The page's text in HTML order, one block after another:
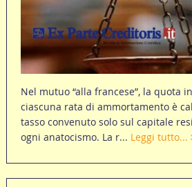
Nel mutuo “alla francese”, la quota
ciascuna rata di ammortamento è
tasso convenuto solo sul capitale
ogni anatocismo. La r... Leggi tutto...